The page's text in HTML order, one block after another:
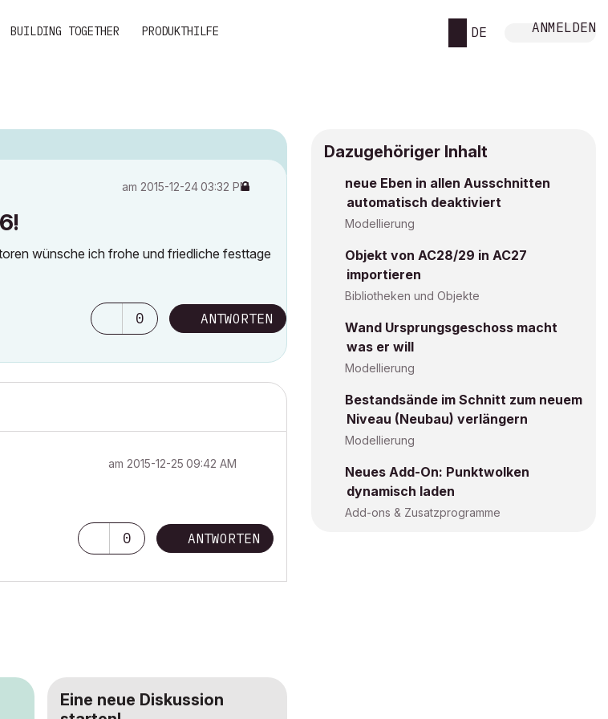
BUILDING TOGETHER PRODUKTHILFE DE ANMELDEN
am ‎2015-12-2403:32 PM
wünsche ich frohe und friedliche festtage
0 ANTWORTEN
am ‎2015-12-25 09:42 AM
0 ANTWORTEN
Eine neue Diskussion
Dazugehöriger Inhalt
neue Eben in allen Ausschnitten
automatisch deaktiviert
Modellierung
Objekt von AC28/29 in AC27
importieren
Bibliotheken und Objekte
Wand Ursprungsgeschoss macht
was er will
Modellierung
Bestandsände im Schnitt zum neuem
Niveau (Neubau) verlängern
Modellierung
Neues Add-On: Punktwolken
dynamisch laden
Add-ons & Zusatzprogramme